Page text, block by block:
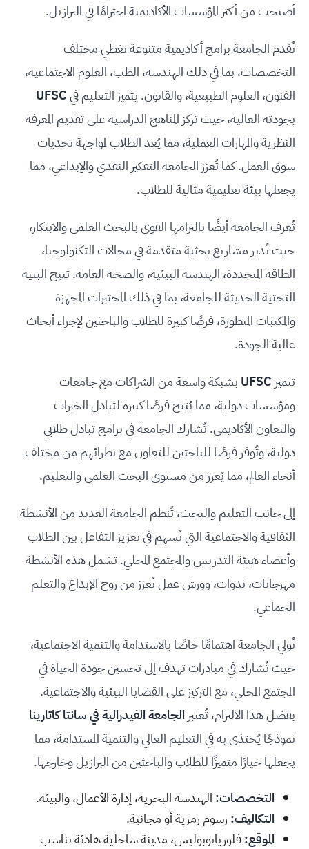
أصبحت من أكثر المؤسسات الأكاديمية احترامًا في البرازيل.
تُقدم الجامعة برامج أكاديمية متنوعة تغطي مختلف
التخصصات، بما في ذلك الهندسة، الطب، العلوم الاجتماعية،
الفنون، العلوم الطبيعية، والقانون. يتميز التعليم فيUFSC
بجودته العالية، حيث تركز المناهج الدراسية على تقديم المعرفة
النظرية والمهارات العملية، مما يُعد الطلاب لمواجهة تحديات
سوق العمل. كما تُعزز الجامعة التفكير النقدي والإبداعي، مما
يجعلها بيئة تعليمية مثالية للطلاب.
تُعرف الجامعة أيضًا بالتزامها القوي بالبحث العلمي والابتكار،
حيث تُدير مشاريع بحثية متقدمة في مجالات التكنولوجيا،
الطاقة المتجددة، الهندسة البيئية، والصحة العامة. تتيح البنية
التحتية الحديثة للجامعة، بما في ذلك المختبرات المجهزة
والمكتبات المتطورة، فرصًا كبيرة للطلاب والباحثين لإجراء أبحاث
عالية الجودة.
تتميز UFSC بشبكة واسعة من الشراكات مع جامعات
ومؤسسات دولية، مما يُتيح فرصًا كبيرة لتبادل الخبرات
والتعاون الأكاديمي. تُشارك الجامعة في برامج تبادل طلابي
دولية، وتُوفر فرصًا للباحثين للتعاون مع نظرائهم من مختلف
أنحاء العالم، مما يُعزز من مستوى البحث العلمي والتعليم.
إلى جانب التعليم والبحث، تُنظم الجامعة العديد من الأنشطة
الثقافية والاجتماعية التي تُسهم في تعزيز التفاعل بين الطلاب
وأعضاء هيئة التدريس والمجتمع المحلي. تشمل هذه الأنشطة
مهرجانات، ندوات، وورش عمل تُعزز من روح الإبداع والتعلم
الجماعي.
تُولي الجامعة اهتمامًا خاصًا بالاستدامة والتنمية الاجتماعية،
حيث تُشارك في مبادرات تهدف إلى تحسين جودة الحياة في
المجتمع المحلي، مع التركيز على القضايا البيئية والاجتماعية.
بفضل هذا الالتزام، تُعتبر الجامعة الفيدرالية في سانتا كاتارينا
نموذجًا يُحتذى به في التعليم العالي والتنمية المستدامة، مما
يجعلها خيارًا متميزًا للطلاب والباحثين من البرازيل وخارجها.
التخصصات: الهندسة البحرية، إدارة الأعمال، والبيئة.
التكاليف: رسوم رمزية أو مجانية.
الموقع:فلوريانوبوليس، مدينة ساحلية هادئة تناسب